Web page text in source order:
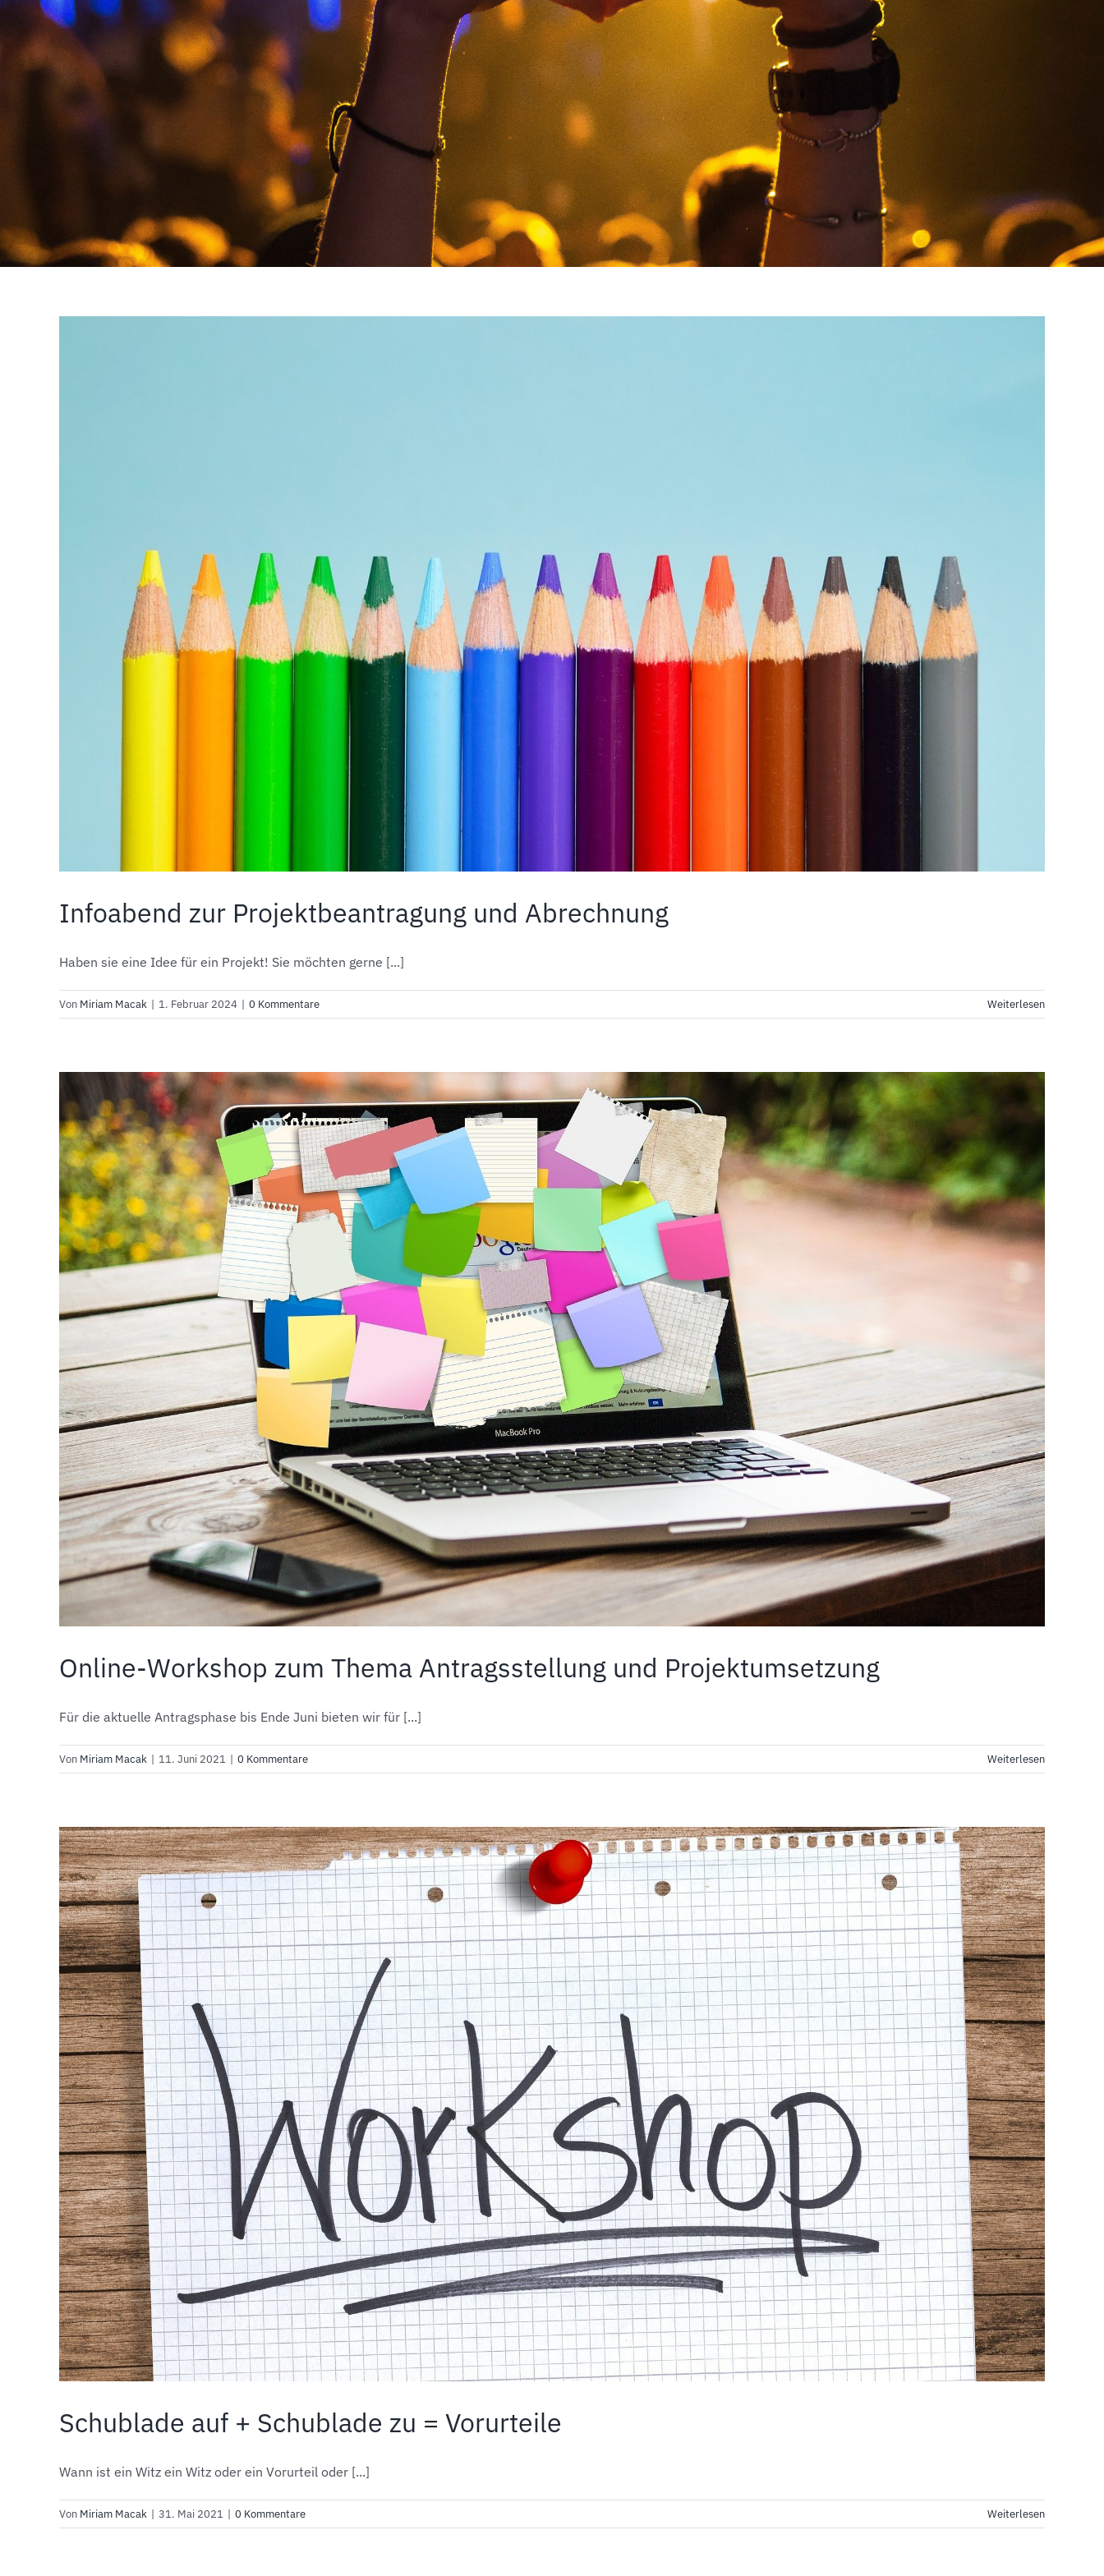
Infoabend zur Projektbeantragung und Abrechnung
Haben sie eine Idee für ein Projekt! Sie möchten gerne [...]
Von Miriam Macak | 1. Februar 2024 | 0 Kommentare Weiterlesen
Online-Workshop zum Thema Antragsstellung und Projektumsetzung
Für die aktuelle Antragsphase bis Ende Juni bieten wir für [...]
Von Miriam Macak | 11. Juni 2021 | 0 Kommentare Weiterlesen
Schublade auf + Schublade zu = Vorurteile
Wann ist ein Witz ein Witz oder ein Vorurteil oder [...]
Von Miriam Macak | 31. Mai 2021 | 0 Kommentare Weiterlesen